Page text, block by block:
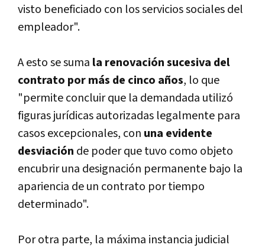
visto beneficiado con los servicios sociales del
empleador".
A esto se suma la renovación sucesiva del
contrato por más de cinco años, lo que
"permite concluir que la demandada utilizó
figuras jurídicas autorizadas legalmente para
casos excepcionales, con una evidente
desviación de poder que tuvo como objeto
encubrir una designación permanente bajo la
apariencia de un contrato por tiempo
determinado".
Por otra parte, la máxima instancia judicial